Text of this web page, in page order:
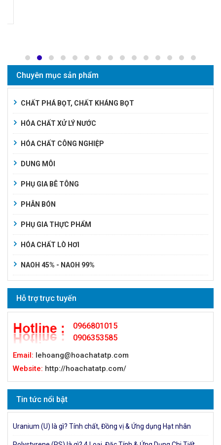
Chuyên mục sản phẩm
CHẤT PHÁ BỌT, CHẤT KHÁNG BỌT
HÓA CHẤT XỬ LÝ NƯỚC
HÓA CHẤT CÔNG NGHIỆP
DUNG MÔI
PHỤ GIA BÊ TÔNG
PHÂN BÓN
PHỤ GIA THỰC PHẨM
HÓA CHẤT LÒ HƠI
NAOH 45% - NAOH 99%
Hỗ trợ trực tuyến
0966801015
0906353585
Email: lehoang@hoachatatp.com
Website: http://hoachatatp.com/
Tin tức nổi bật
Uranium (U) là gì? Tính chất, Đồng vị & Ứng dụng Hạt nhân